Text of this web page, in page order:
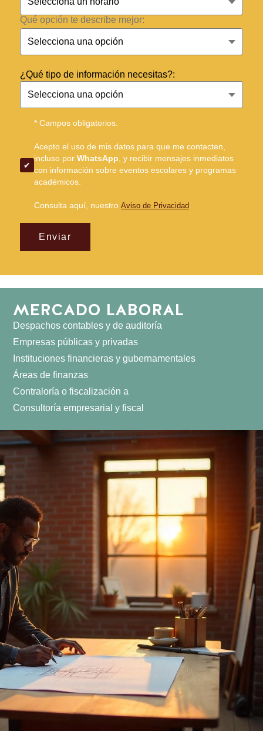
Qué opción te describe mejor:
¿Qué tipo de información necesitas?:
* Campos obligatorios.
Acepto el uso de mis datos para que me contacten,
incluso por WhatsApp, y recibir mensajes inmediatos
con información sobre eventos escolares y programas
académicos.
Consulta aquí, nuestro Aviso de Privacidad.
Enviar
MERCADO LABORAL
Despachos contables y de auditoría
Empresas públicas y privadas
Instituciones financieras y gubernamentales
Áreas de finanzas
Contraloría o fiscalización a
Consultoría empresarial y fiscal